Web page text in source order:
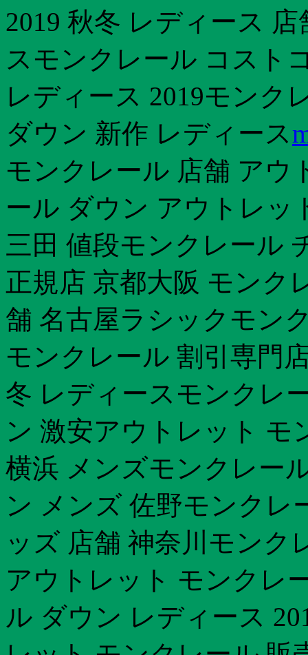
2019 秋冬 レディース
スモンクレール コスト
レディース 2019モンク
ダウン 新作 レディース
モンクレール 店舗 アウ
ール ダウン アウトレッ
三田 値段モンクレール
正規店 京都大阪 モンク
舗 名古屋ラシックモン
モンクレール 割引専門
冬 レディースモンクレ
ン 激安アウトレット モ
横浜 メンズモンクレー
ン メンズ 佐野モンクレ
ッズ 店舗 神奈川モンク
アウトレット モンクレ
ル ダウン レディース